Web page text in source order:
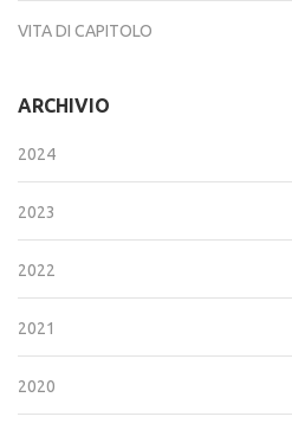
VITA DI CAPITOLO
ARCHIVIO
2024
2023
2022
2021
2020